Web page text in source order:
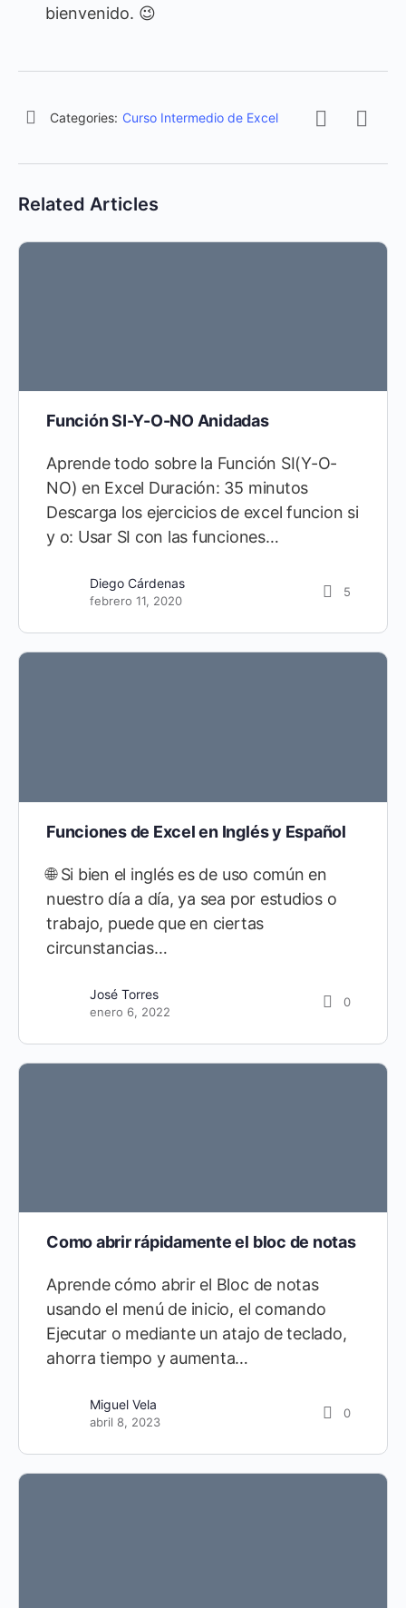
bienvenido. 😉
Categories: Curso Intermedio de Excel
Related Articles
Función SI-Y-O-NO Anidadas
Aprende todo sobre la Función SI(Y-O-
NO) en Excel Duración: 35 minutos
Descarga los ejercicios de excel funcion si
y o: Usar SI con las funciones…
Diego Cárdenas
febrero 11, 2020
5
Funciones de Excel en Inglés y Español
🌐 Si bien el inglés es de uso común en
nuestro día a día, ya sea por estudios o
trabajo, puede que en ciertas
circunstancias…
José Torres
enero 6, 2022
0
Como abrir rápidamente el bloc de notas
Aprende cómo abrir el Bloc de notas
usando el menú de inicio, el comando
Ejecutar o mediante un atajo de teclado,
ahorra tiempo y aumenta…
Miguel Vela
abril 8, 2023
0